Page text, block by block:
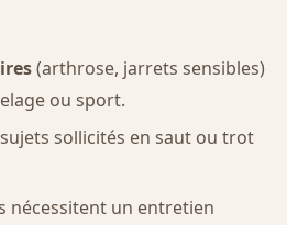
(arthrose, jarrets sensibles)
ou sport.
sollicités en saut ou trot
nécessitent un entretien